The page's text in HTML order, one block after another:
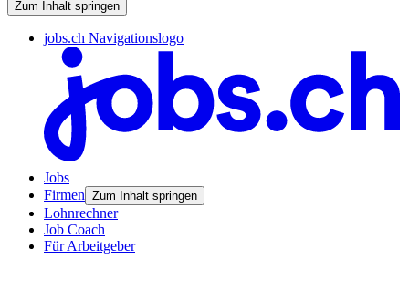
Zum Inhalt springen
jobs.ch Navigationslogo
Jobs
Firmen Zum Inhalt springen
Lohnrechner
Job Coach
Für Arbeitgeber